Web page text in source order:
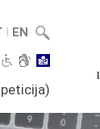
I EN